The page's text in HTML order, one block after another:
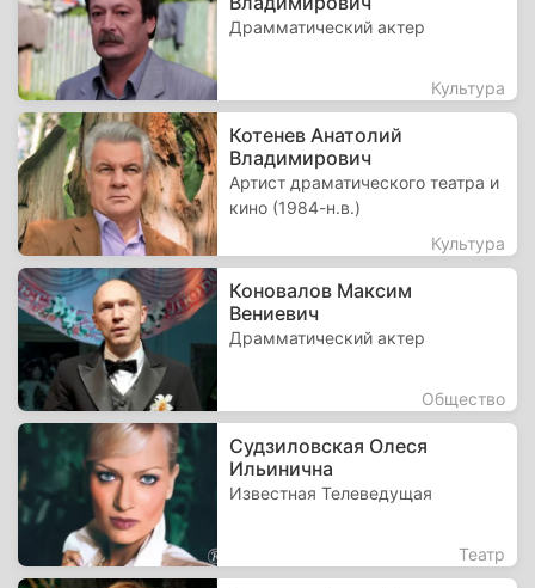
Драмматический актер
Культура
Котенев Анатолий
Владимирович
Артист драматического театра и
кино (1984-н.в.)
Культура
Коновалов Максим
Вениевич
Драмматический актер
Общество
Судзиловская Олеся
Ильинична
Известная Телеведущая
Театр